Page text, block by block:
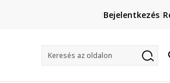
Lépj velünk kapcsolatba
online@sport-vision.huBejelentkezés
Keresés az oldalon